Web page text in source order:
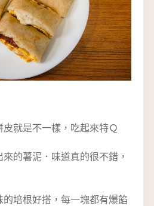
就是不一樣，吃起來特Ｑ
的薯泥．味道真的很不錯，
培根好搭，每一塊都有爆餡